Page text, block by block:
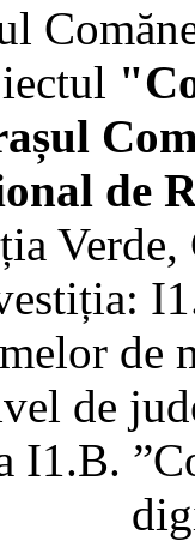
de
Verde,
de
de
I1.B.